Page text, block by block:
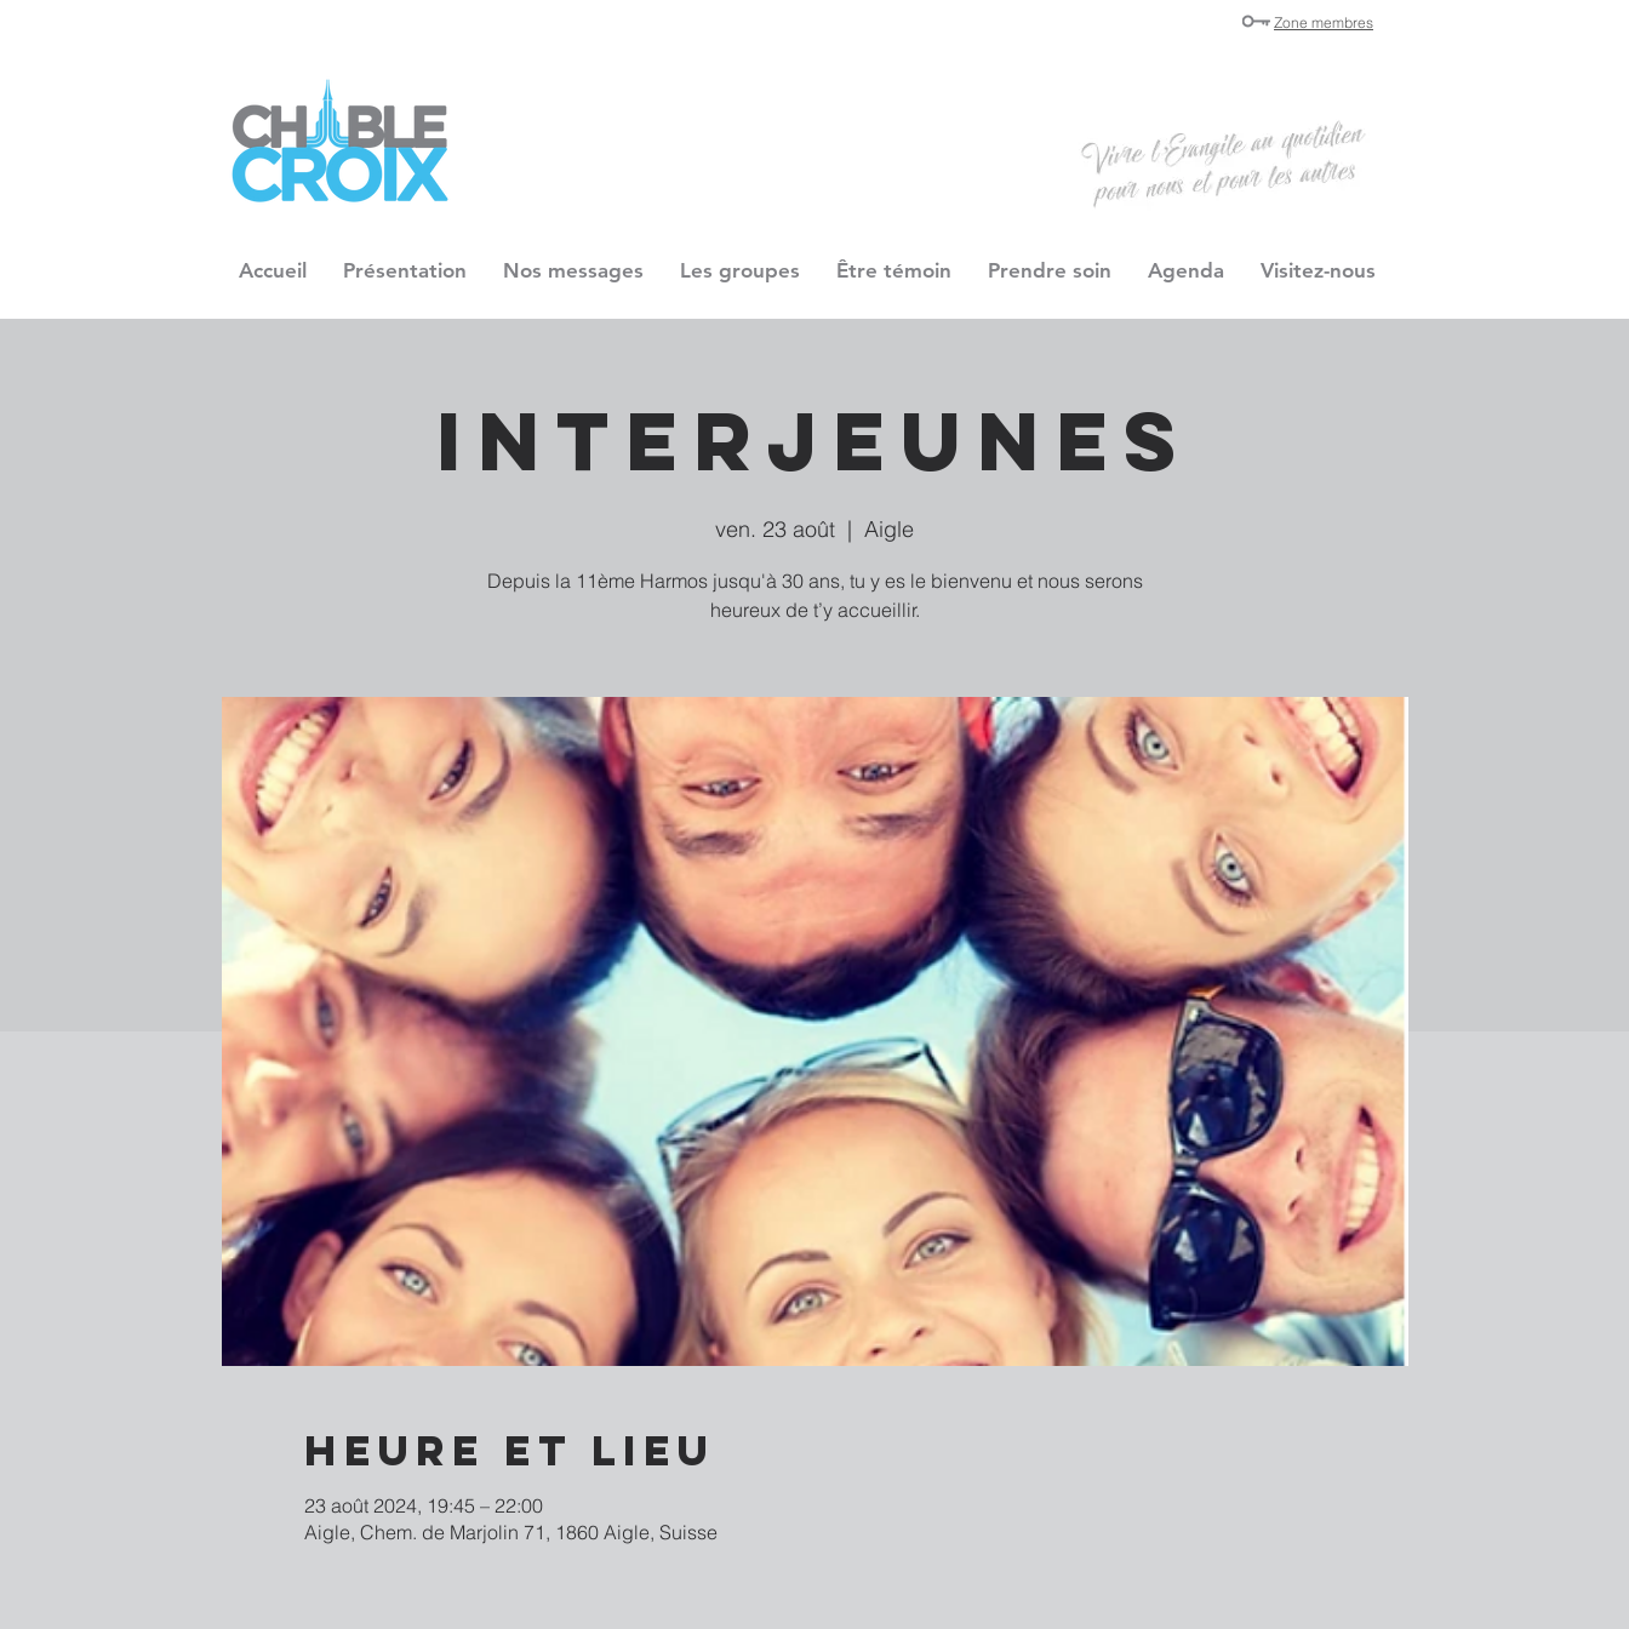
Zone membres
Accueil Présentation Nos messages Les groupes Être témoin Prendre soin Agenda Visitez-nous
Interjeunes
ven. 23 août
  |
Aigle
Depuis la 11ème Harmos jusqu'à 30 ans, tu y es le bienvenu et nous serons
heureux de t’y accueillir.
Heure et lieu
23 août 2024, 19:45 – 22:00
Aigle, Chem. de Marjolin 71, 1860 Aigle, Suisse